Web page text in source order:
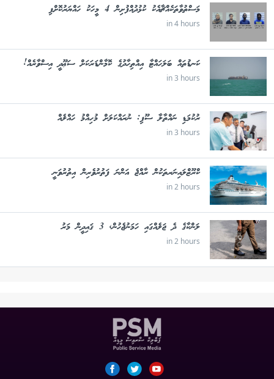
މަސްތުވާތަކެއްޗާއެކު ކުޅުދުއްފުށިން 4 މީހަކު ހައްޔަރުކޮށްފި
in 4 hours
ކަނޑުތައް ބަލަހައްޓާ އިއްތިހާދުގެ ކޮމާންޑަރަކަށް ސަޢޫދީ އިސްވާރެއް!
in 3 hours
ރުކުމަޑި ނައްތާލާ ސޫފި: ނުރައްކަލަށް މުހިއްމު ހައްލެއް
in 3 hours
ކްރޫޒްލައިނަރތަކުން ރާއްޖެ އަންނަ ފަތުރުވެރިން އިތުރުވަނީ
in 2 hours
ލަންކާގެ ދެ ޖަލެއްގައި ހަމަނުޖެހުން, 3 ޤައިދީން މަރު
in 2 hours